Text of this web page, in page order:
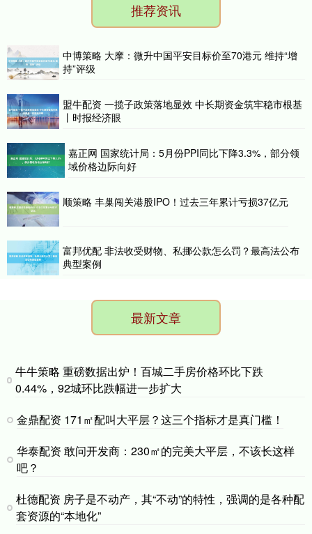
推荐资讯
中博策略 大摩：微升中国平安目标价至70港元 维持“增
持”评级
盟牛配资 一揽子政策落地显效 中长期资金筑牢稳市根基
丨时报经济眼
嘉正网 国家统计局：5月份PPI同比下降3.3%，部分领
域价格边际向好
顺策略 丰巢闯关港股IPO！过去三年累计亏损37亿元
富邦优配 非法收受财物、私挪公款怎么罚？最高法公布
典型案例
最新文章
牛牛策略 重磅数据出炉！百城二手房价格环比下跌
0.44%，92城环比跌幅进一步扩大
金鼎配资 171㎡配叫大平层？这三个指标才是真门槛！
华泰配资 敢问开发商：230㎡的完美大平层，不该长这样
吧？
杜德配资 房子是不动产，其“不动”的特性，强调的是各种配
套资源的“本地化”